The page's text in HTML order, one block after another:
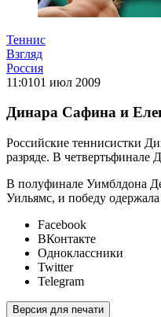
Теннис
Взгляд
Россия
11:0101 июл 2009
Динара Сафина и
Российские теннисистки
разряде. В
В полуфинале Уимблдона
Уильямс, и победу
Facebook
ВКонтакте
Одноклассники
Twitter
Telegram
Версия для печати